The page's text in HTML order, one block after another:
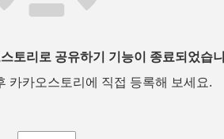
토리로 공유하기 기능이 종료되었습
카카오스토리에 직접 등록해 보세요.